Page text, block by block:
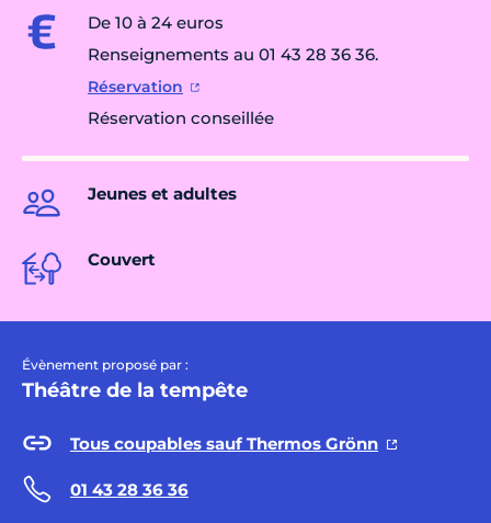
De 10 à 24 euros
Renseignements au 01 43 28 36 36.
Réservation
Réservation conseillée
Jeunes et adultes
Couvert
Évènement proposé par :
Théâtre de la tempête
Tous coupables sauf Thermos Grönn
01 43 28 36 36